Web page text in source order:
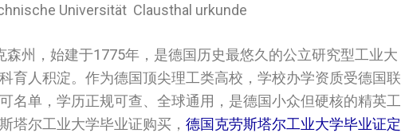
Universität Clausthal urkunde
森州，始建于1775年，是德国历史最悠久的公立研究型工业大
育人积淀。作为德国顶尖理工类高校，学校办学资质受德国联
名单，学历正规可查、全球通用，是德国小众但硬核的精英工
塔尔工业大学毕业证购买， 德国克劳斯塔尔工业大学毕业证定